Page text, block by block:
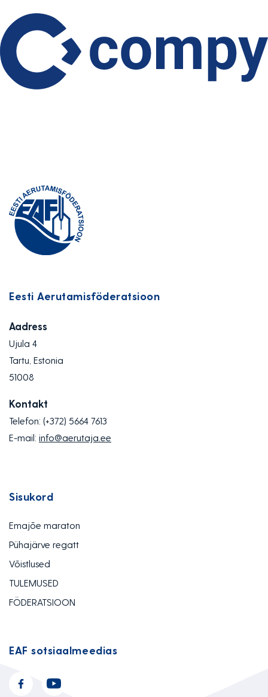
Eesti Aerutamisföderatsioon
Aadress
Ujula 4
Tartu, Estonia
51008
Kontakt
Telefon: (+372) 5664 7613
E-mail: info@aerutaja.ee
Sisukord
Emajõe maraton
Pühajärve regatt
Võistlused
TULEMUSED
FÖDERATSIOON
EAF sotsiaalmeedias